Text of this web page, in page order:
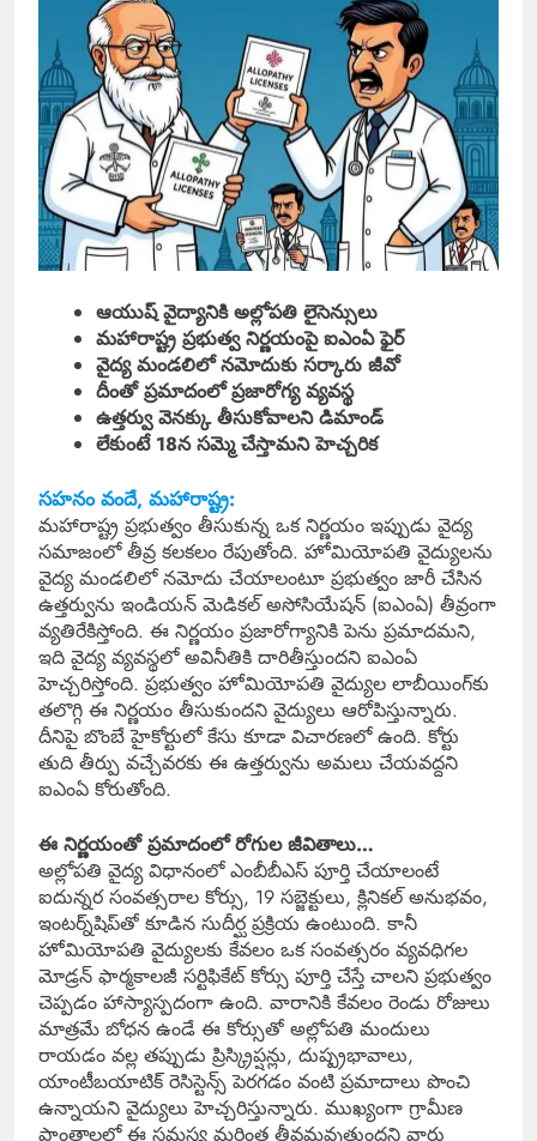
ఆయుష్ వైద్యానికి అల్లోపతి లైసెన్సులు
మహారాష్ట్ర ప్రభుత్వ నిర్ణయంపై ఐఎంఏ ఫైర్
వైద్య మండలిలో నమోదుకు సర్కారు జీవో
దీంతో ప్రమాదంలో ప్రజారోగ్య వ్యవస్థ
ఉత్తర్వు వెనక్కు తీసుకోవాలని డిమాండ్
లేకుంటే 18న సమ్మె చేస్తామని హెచ్చరిక
సహనం వందే, మహారాష్ట్ర:
మహారాష్ట్ర ప్రభుత్వం తీసుకున్న ఒక నిర్ణయం ఇప్పుడు వైద్య
సమాజంలో తీవ్ర కలకలం రేపుతోంది. హోమియోపతి వైద్యులను
వైద్య మండలిలో నమోదు చేయాలంటూ ప్రభుత్వం జారీ చేసిన
ఉత్తర్వును ఇండియన్ మెడికల్ అసోసియేషన్ (ఐఎంఏ) తీవ్రంగా
వ్యతిరేకిస్తోంది. ఈ నిర్ణయం ప్రజారోగ్యానికి పెను ప్రమాదమని,
ఇది వైద్య వ్యవస్థలో అవినీతికి దారితీస్తుందని ఐఎంఏ
హెచ్చరిస్తోంది. ప్రభుత్వం హోమియోపతి వైద్యుల లాబీయింగ్‌కు
తలొగ్గి ఈ నిర్ణయం తీసుకుందని వైద్యులు ఆరోపిస్తున్నారు.
దీనిపై బొంబే హైకోర్టులో కేసు కూడా విచారణలో ఉంది. కోర్టు
తుది తీర్పు వచ్చేవరకు ఈ ఉత్తర్వును అమలు చేయవద్దని
ఐఎంఏ కోరుతోంది.
ఈ నిర్ణయంతో ప్రమాదంలో రోగుల జీవితాలు…
అల్లోపతి వైద్య విధానంలో ఎంబీబీఎస్ పూర్తి చేయాలంటే
ఐదున్నర సంవత్సరాల కోర్సు, 19 సబ్జెక్టులు, క్లినికల్ అనుభవం,
ఇంటర్న్‌షిప్‌తో కూడిన సుదీర్ఘ ప్రక్రియ ఉంటుంది. కానీ
హోమియోపతి వైద్యులకు కేవలం ఒక సంవత్సరం వ్యవధిగల
మోడ్రన్ ఫార్మకాలజీ సర్టిఫికేట్ కోర్సు పూర్తి చేస్తే చాలని ప్రభుత్వం
చెప్పడం హాస్యాస్పదంగా ఉంది. వారానికి కేవలం రెండు రోజులు
మాత్రమే బోధన ఉండే ఈ కోర్సుతో అల్లోపతి మందులు
రాయడం వల్ల తప్పుడు ప్రిస్క్రిప్షన్లు, దుష్ప్రభావాలు,
యాంటీబయాటిక్ రెసిస్టెన్స్ పెరగడం వంటి ప్రమాదాలు పొంచి
ఉన్నాయని వైద్యులు హెచ్చరిస్తున్నారు. ముఖ్యంగా గ్రామీణ
ప్రాంతాలలో ఈ సమస్య మరింత తీవ్రమవుతుందని వారు